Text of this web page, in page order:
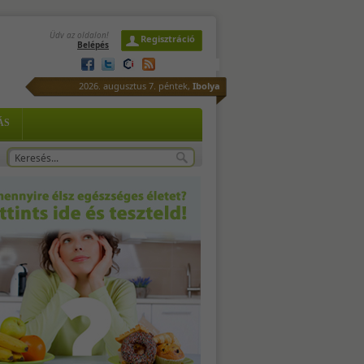
Üdv az oldalon!
Belépés
Regisztráció
2026. augusztus 7. péntek, Ibolya